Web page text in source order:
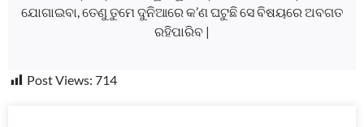
ଯୋଗାଇବା, ତେଣୁ ତୁମେ ଦୁନିଆରେ କ’ଣ ଘଟୁଛି ସେ ବିଷୟରେ ଅବଗତ
ରହିପାରିବ |
Post Views: 714